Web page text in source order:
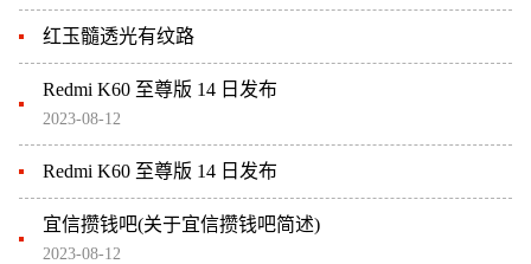
红玉髓透光有纹路
Redmi K60 至尊版 14 日发布
2023-08-12
Redmi K60 至尊版 14 日发布
宜信攒钱吧(关于宜信攒钱吧简述)
2023-08-12